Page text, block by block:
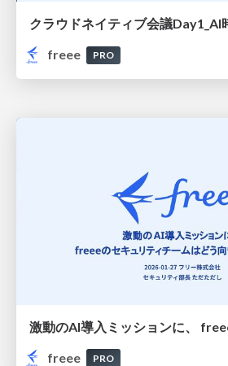
freee
PRO
freee
PRO